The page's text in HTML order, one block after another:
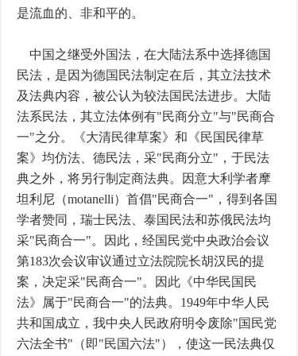
是流血的、非和平的。
中国之继受外国法，在大陆法系中选择德国
民法，是因为德国民法制定在后，其立法技术
及法典内容，被公认为较法国民法进步。大陆
法系民法，其立法体例有"民商分立"与"民商合
一"之分。《大清民律草案》和《民国民律草
案》均仿法、德民法，采"民商分立"，于民法
典之外，将另行制定商法典。因意大利学者摩
坦利尼（motanelli）首倡"民商合一"，得到各国
学者赞同，瑞士民法、泰国民法和苏俄民法均
采"民商合一"。因此，经国民党中央政治会议
第183次会议审议通过立法院院长胡汉民的提
案，决定采"民商合一"。因此《中华民国民
法》属于"民商合一"的法典。1949年中华人民
共和国成立，我中央人民政府明令废除"国民党
六法全书"（即"民国六法"），使这一民法典仅